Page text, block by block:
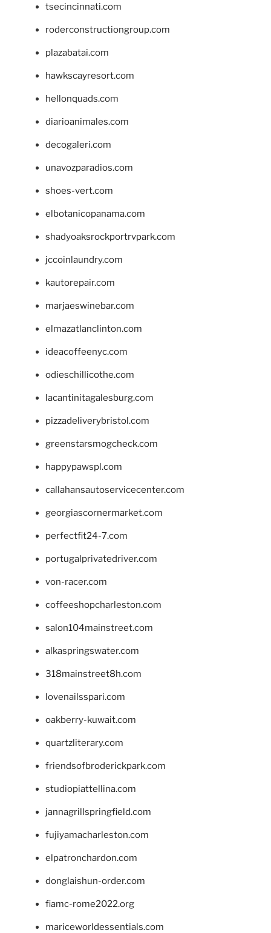
tsecincinnati.com
roderconstructiongroup.com
plazabatai.com
hawkscayresort.com
hellonquads.com
diarioanimales.com
decogaleri.com
unavozparadios.com
shoes-vert.com
elbotanicopanama.com
shadyoaksrockportrvpark.com
jccoinlaundry.com
kautorepair.com
marjaeswinebar.com
elmazatlanclinton.com
ideacoffeenyc.com
odieschillicothe.com
lacantinitagalesburg.com
pizzadeliverybristol.com
greenstarsmogcheck.com
happypawspl.com
callahansautoservicecenter.com
georgiascornermarket.com
perfectfit24-7.com
portugalprivatedriver.com
von-racer.com
coffeeshopcharleston.com
salon104mainstreet.com
alkaspringswater.com
318mainstreet8h.com
lovenailsspari.com
oakberry-kuwait.com
quartzliterary.com
friendsofbroderickpark.com
studiopiattellina.com
jannagrillspringfield.com
fujiyamacharleston.com
elpatronchardon.com
donglaishun-order.com
fiamc-rome2022.org
mariceworldessentials.com